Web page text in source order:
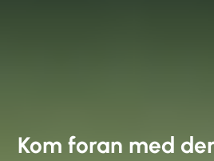
Kom foran med